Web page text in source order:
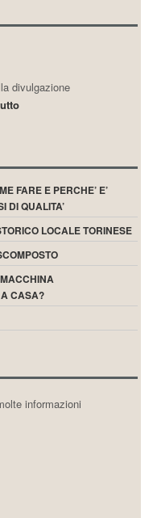
divulgazione
DI QUALITA’
LOCALE TORINESE
CASA?